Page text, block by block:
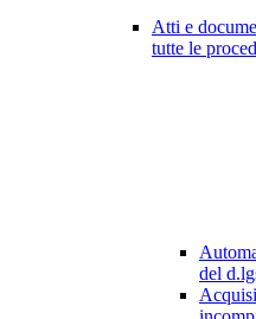
Atti e
tutte le
del